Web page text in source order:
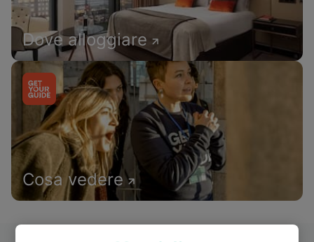
Dove alloggiare
Cosa vedere